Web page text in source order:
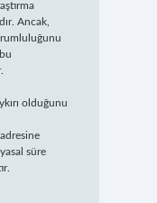
Ancak,
olduğunu
adresine
süre